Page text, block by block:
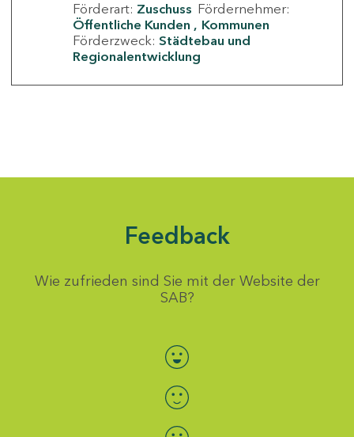
Förderart: Zuschuss Fördernehmer:
Öffentliche Kunden
Kommunen
Förderzweck: Städtebau und
Regionalentwicklung
Feedback
Wie zufrieden sind Sie mit der Website der
SAB?
Bewertung auswählen